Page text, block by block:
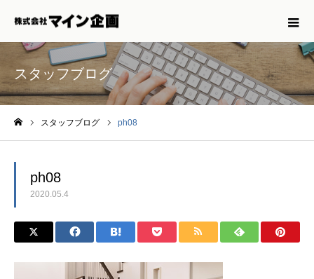
スタッフブログ
スタッフブログ ph08
ph08
2020.05.4